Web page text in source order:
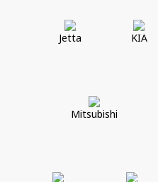
Jetta KIA
Mitsubishi